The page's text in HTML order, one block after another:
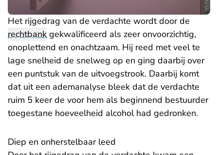
Het rijgedrag van de verdachte wordt door de
rechtbank gekwalificeerd als zeer onvoorzichtig,
onoplettend en onachtzaam. Hij reed met veel te
lage snelheid de snelweg op en ging daarbij over
een puntstuk van de uitvoegstrook. Daarbij komt
dat uit een ademanalyse bleek dat de verdachte
ruim 5 keer de voor hem als beginnend bestuurder
toegestane hoeveelheid alcohol had gedronken.
Diep en onherstelbaar leed